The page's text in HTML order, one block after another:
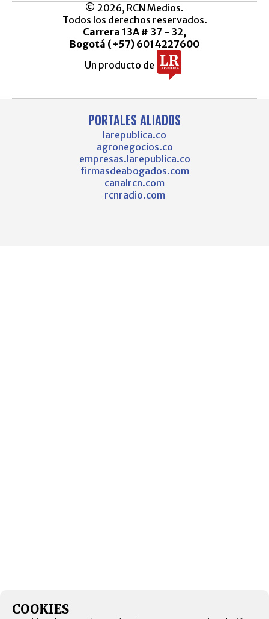
© 2026, RCN Medios.
Todos los derechos reservados.
Carrera 13A # 37 - 32,
Bogotá (+57) 6014227600
Un producto de
PORTALES ALIADOS
larepublica.co
agronegocios.co
empresas.larepublica.co
firmasdeabogados.com
canalrcn.com
rcnradio.com
COOKIES